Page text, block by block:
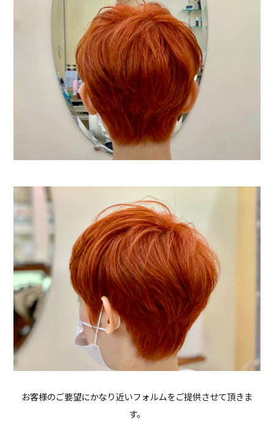
お客様のご要望にかなり近いフォルムをご提供させて頂きま
す。